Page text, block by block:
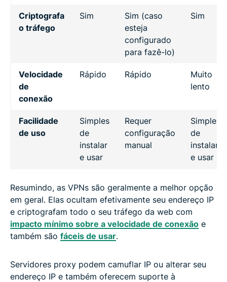
Criptografa
o tráfego
Sim
Sim (caso
esteja
configurado
para fazê-lo)
Sim
Velocidade
de
conexão
Rápido Rápido
Muito
lento
Facilidade
de uso
Simples
de
instalar
e usar
Requer
configuração
manual
Simples
de
instalar
e usar
Resumindo, as VPNs são geralmente a melhor opção
em geral. Elas ocultam efetivamente seu endereço IP
e criptografam todo o seu tráfego da web com
impacto mínimo sobre a velocidade de conexão e
também são fáceis de usar.
Servidores proxy podem camuflar IP ou alterar seu
endereço IP e também oferecem suporte à